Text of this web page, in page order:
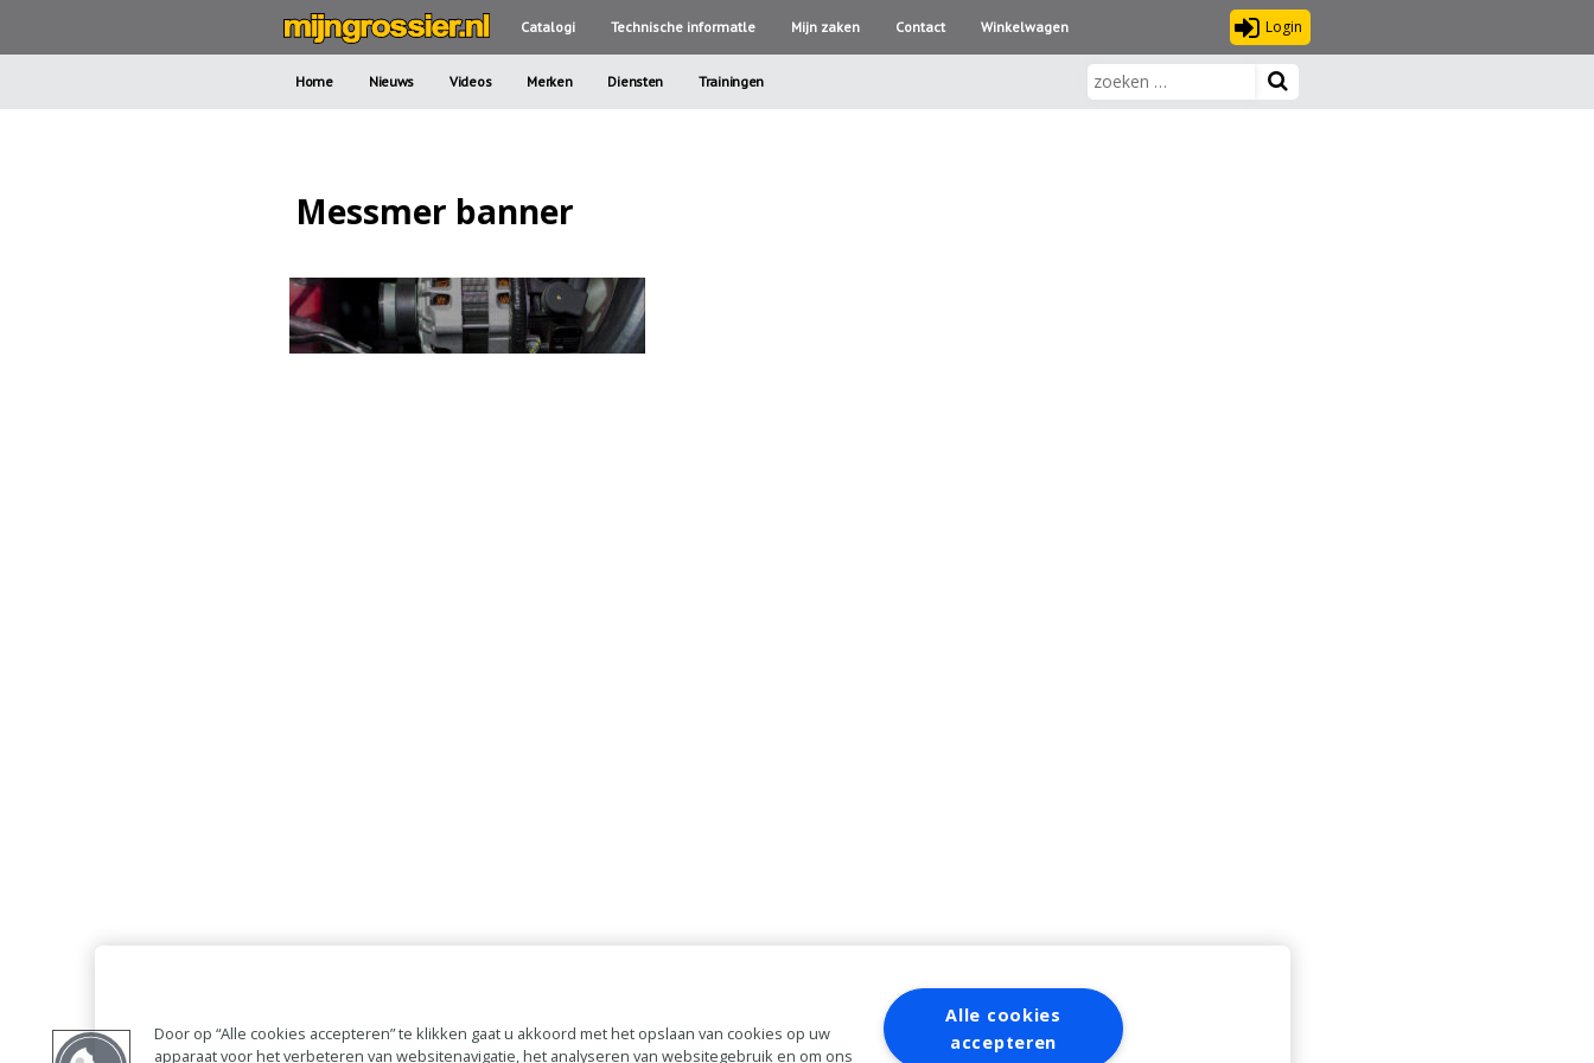
Catalogi Technische informatle Mijn zaken Contact Winkelwagen Login
Home Nieuws Videos Merken Diensten Trainingen
Messmer banner
Door op “Alle cookies accepteren” te klikken gaat u akkoord met het opslaan van cookies op uw
apparaat voor het verbeteren van websitenavigatie, het analyseren van websitegebruik en om ons
Alle cookies
accepteren